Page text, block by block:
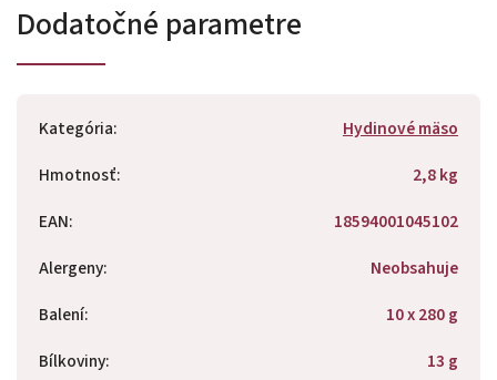
Dodatočné parametre
Kategória:
Hydinové mäso
Hmotnosť:
2,8 kg
EAN:
18594001045102
Alergeny:
Neobsahuje
Balení:
10 x 280 g
Bílkoviny:
13 g